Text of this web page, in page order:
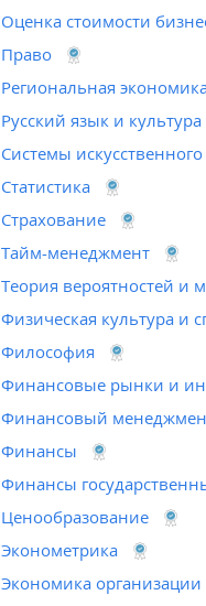
Оценка стоимости
Право
Региональная
Русский язык и
Системы
Статистика
Страхование
Тайм-менеджмент
Теория вероятностей и
Физическая культура и
Философия
Финансовые рынки и
Финансовый
Финансы
Финансы
Ценообразование
Эконометрика
Экономика организации